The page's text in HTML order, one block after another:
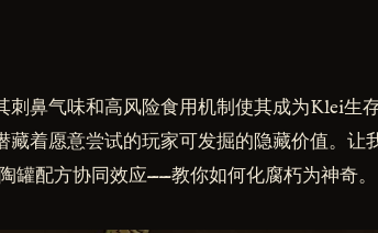
刺鼻气味和高风险食用机制使其成为Klei生
藏着愿意尝试的玩家可发掘的隐藏价值。让
罐配方协同效应——教你如何化腐朽为神奇。